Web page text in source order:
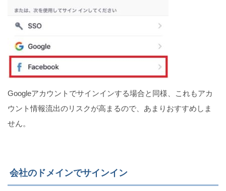
Googleアカウントでサインインする場合と同様、これもアカ
ウント情報流出のリスクが高まるので、あまりおすすめしま
せん。
会社のドメインでサインイン